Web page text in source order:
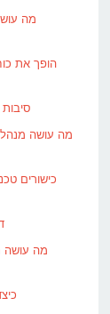
מה
מה עושה מנהל
כישורים
מה עושה